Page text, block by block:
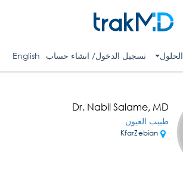
الحلول تسجيل الدخول/ انشاء حساب English
Dr. Nabil Salame, MD
طبيب العيون